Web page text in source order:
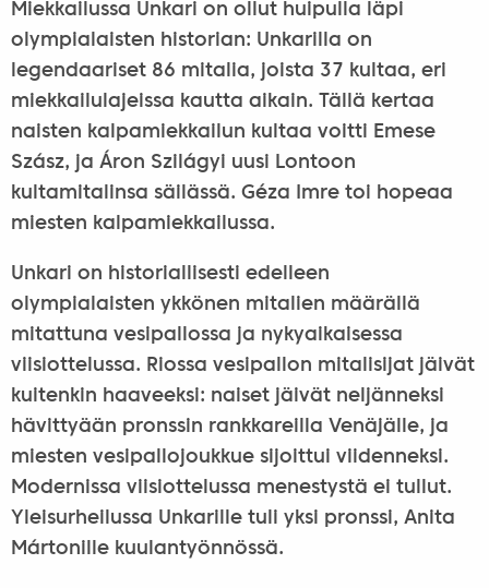
Miekkailussa Unkari on ollut huipulla läpi
olympialaisten historian: Unkarilla on
legendaariset 86 mitalia, joista 37 kultaa, eri
miekkailulajeissa kautta aikain. Tällä kertaa
naisten kalpamiekkailun kultaa voitti Emese
Szász, ja Áron Szilágyi uusi Lontoon
kultamitalinsa säilässä. Géza Imre toi hopeaa
miesten kalpamiekkailussa.
Unkari on historiallisesti edelleen
olympialaisten ykkönen mitalien määrällä
mitattuna vesipallossa ja nykyaikaisessa
viisiottelussa. Riossa vesipallon mitalisijat jäivät
kuitenkin haaveeksi: naiset jäivät neljänneksi
hävittyään pronssin rankkareilla Venäjälle, ja
miesten vesipallojoukkue sijoittui viidenneksi.
Modernissa viisiottelussa menestystä ei tullut.
Yleisurheilussa Unkarille tuli yksi pronssi, Anita
Mártonille kuulantyönnössä.